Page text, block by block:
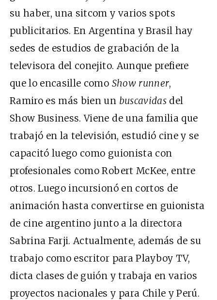
su haber, una sitcom y varios spots
publicitarios. En Argentina y Brasil hay
sedes de estudios de grabación de la
televisora del conejito. Aunque prefiere
que lo encasille como Show runner,
Ramiro es más bien un buscavidasdel
Show Business. Viene de una familia que
trabajó en la televisión, estudió cine y se
capacitó luego como guionista con
profesionales como Robert McKee, entre
otros. Luego incursionó en cortos de
animación hasta convertirse en guionista
de cine argentino junto a la directora
Sabrina Farji. Actualmente, además de su
trabajo como escritor para Playboy TV,
dicta clases de guión y trabaja en varios
proyectos nacionales y para Chile y Perú.